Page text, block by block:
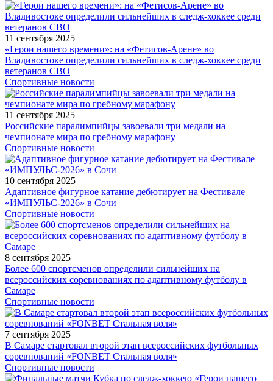
11 сентября 2025
«Герои нашего времени»: на «Фетисов-Арене» во
Владивостоке определили сильнейших в следж-хоккее среди
ветеранов СВО
Спортивные новости
11 сентября 2025
Российские паралимпийцы завоевали три медали на
чемпионате мира по гребному марафону
Спортивные новости
10 сентября 2025
Адаптивное фигурное катание дебютирует на Фестивале
«ИМПУЛЬС-2026» в Сочи
Спортивные новости
8 сентября 2025
Более 600 спортсменов определили сильнейших на
всероссийских соревнованиях по адаптивному футболу в
Самаре
Спортивные новости
7 сентября 2025
В Самаре стартовал второй этап всероссийских футбольных
соревнований «FONBET Стальная воля»
Спортивные новости